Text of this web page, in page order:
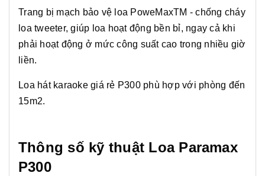
Trang bị mạch bảo vệ loa PoweMaxTM - chống cháy
loa tweeter, giúp loa hoạt động bền bỉ, ngay cả khi
phải hoạt động ở mức công suất cao trong nhiều giờ
liền.
Loa hát karaoke giá rẻ P300 phù hợp với phòng đến
15m2.
Thông số kỹ thuật Loa Paramax
P300